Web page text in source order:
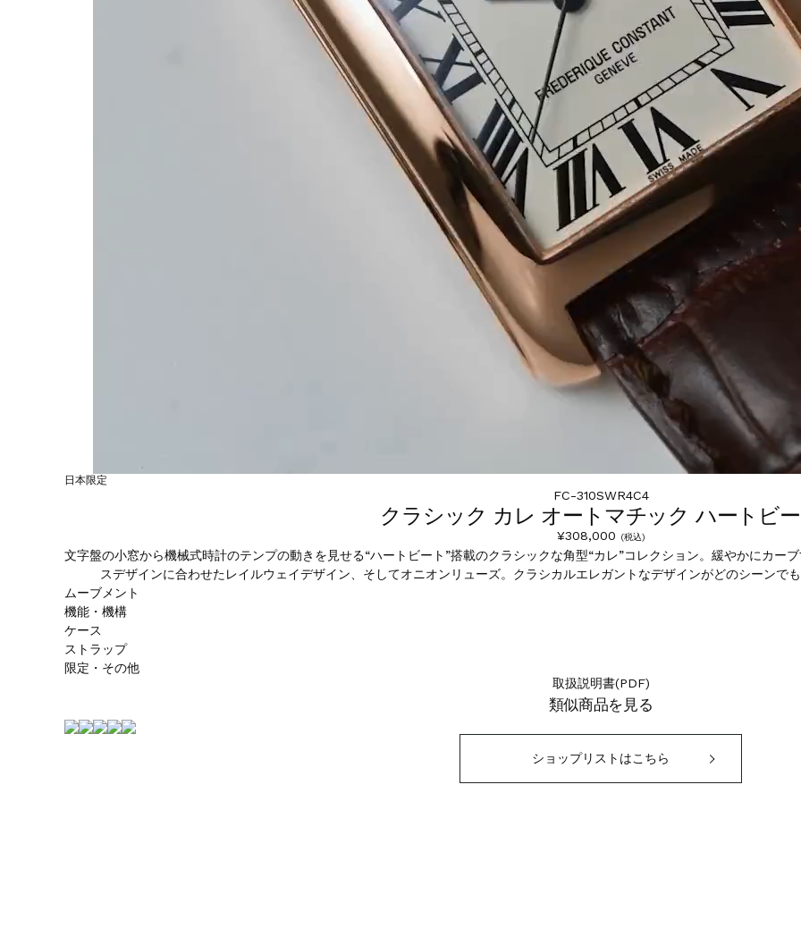
日本限定
FC-310SWR4C4
クラシック カレ オートマチック ハートビ
¥308,000 (税込)
文字盤の小窓から機械式時計のテンプの動きを見せる“ハートビート”搭載のクラシックな角型“カレ”コレクション。緩やかにカー
スデザインに合わせたレイルウェイデザイン、そしてオニオンリューズ。クラシカルエレガントなデザインがどのシーンで
ムーブメント
機能・機構
ケース
ストラップ
限定・その他
取扱説明書(PDF)
類似商品を見る
ショップリストはこちら